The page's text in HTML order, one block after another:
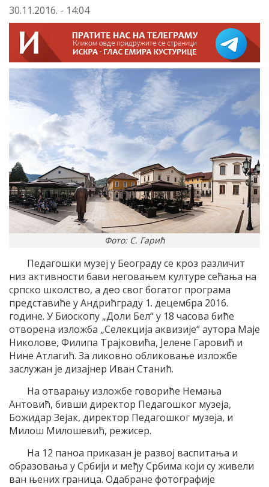
30.11.2016. - 14:04
Фото: С. Гарић
Педагошки музеј у Београду се кроз различит
низ активности бави неговањем културе сећања на
српско школство, а део свог богатог програма
представиће у Андрићграду 1. децембра 2016.
године. У Биоскопу „Доли Бел“ у 18 часова биће
отворена изложба „Селекција аквизије“ аутора Маје
Николове, Филипа Трајковића, Јелене Гаровић и
Нине Атлагић. За ликовно обликовање изложбе
заслужан је дизајнер Иван Станић.
На отварању изложбе говориће Немања
Антовић, бивши директор Педагошког музеја,
Божидар Зејак, директор Педагошког музеја, и
Милош Милошевић, режисер.
На 12 паноа приказан је развој васпитања и
образовања у Србији и међу Србима који су живели
ван њених граница. Одабране фотографије